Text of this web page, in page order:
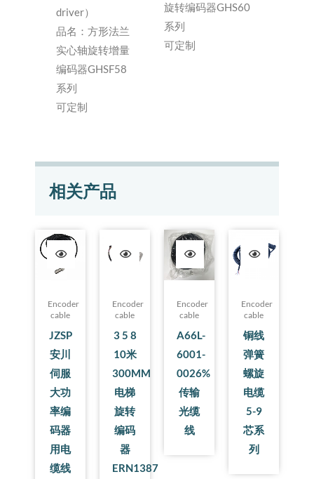
driver）
品名：方形法兰
实心轴旋转增量
编码器GHSF58
系列
可定制
旋转编码器GHS60
系列
可定制
相关产品
Encoder
cable
JZSP
安川
伺服
大功
率编
码器
用电
缆线
Encoder
cable
3 5 8
10米
300MM
电梯
旋转
编码
器
ERN1387
Encoder
cable
A66L-
6001-
0026%
传输
光缆
线
Encoder
cable
铜线
弹簧
螺旋
电缆
5-9
芯系
列